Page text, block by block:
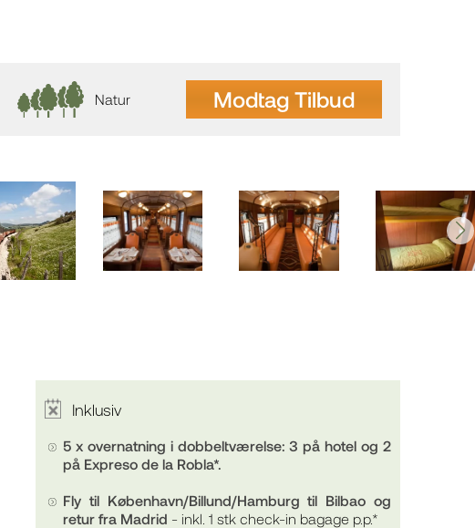
Natur Modtag Tilbud
Inklusiv
5 x overnatning i dobbeltværelse: 3 på hotel og 2
på Expreso de la Robla*.
Fly til København/Billund/Hamburg til Bilbao og
retur fra Madrid - inkl. 1 stk check-in bagage p.p.*